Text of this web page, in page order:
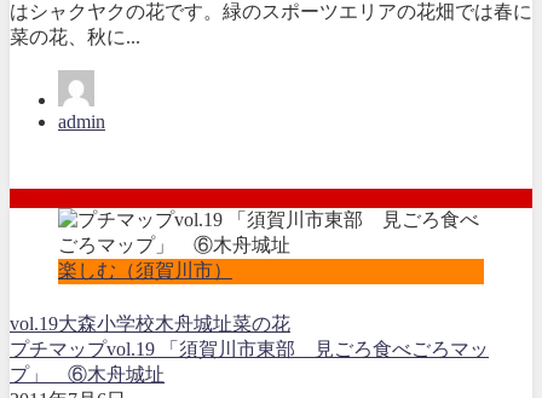
はシャクヤクの花です。緑のスポーツエリアの花畑では春に
菜の花、秋に...
admin
楽しむ（須賀川市）
vol.19大森小学校木舟城址菜の花
プチマップvol.19 「須賀川市東部 見ごろ食べごろマッ
プ」 ⑥木舟城址